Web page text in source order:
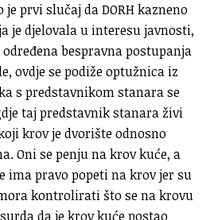
prvi slučaj da DORH kazneno
je djelovala u interesu javnosti,
bespravna postupanja
ovdje se podiže optužnica iz
s predstavnikom stanara se
taj predstavnik stanara živi
krov je dvorište odnosno
Oni se penju na krov kuće, a
ima pravo popeti na krov jer su
kontrolirati što se na krovu
da je krov kuće postao